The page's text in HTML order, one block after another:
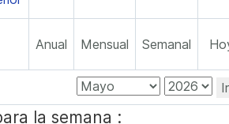
Anual Mensual Semanal
la semana :